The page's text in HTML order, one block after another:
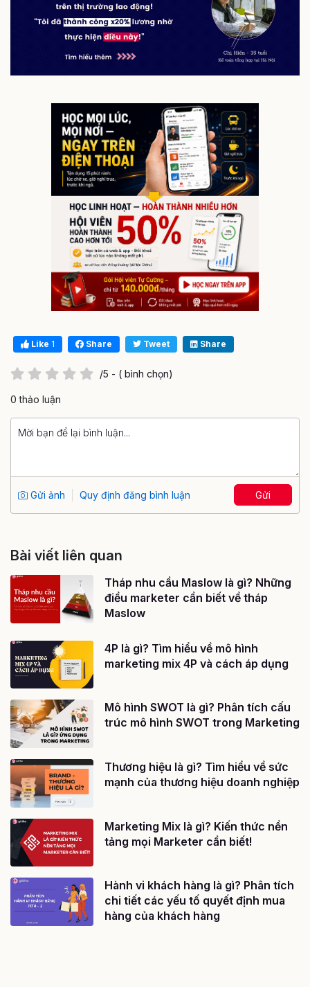
Like 1 Share Tweet Share
/5 - ( bình chọn)
0 thảo luận
Gửi ảnh Quy định đăng bình luận Gửi
Bài viết liên quan
Tháp nhu cầu Maslow là gì? Những
điều marketer cần biết về tháp
Maslow
4P là gì? Tìm hiểu về mô hình
marketing mix 4P và cách áp dụng
Mô hình SWOT là gì? Phân tích cấu
trúc mô hình SWOT trong Marketing
Thương hiệu là gì? Tìm hiểu về sức
mạnh của thương hiệu doanh nghiệp
Marketing Mix là gì? Kiến thức nền
tảng mọi Marketer cần biết!
Hành vi khách hàng là gì? Phân tích
chi tiết các yếu tố quyết định mua
hàng của khách hàng